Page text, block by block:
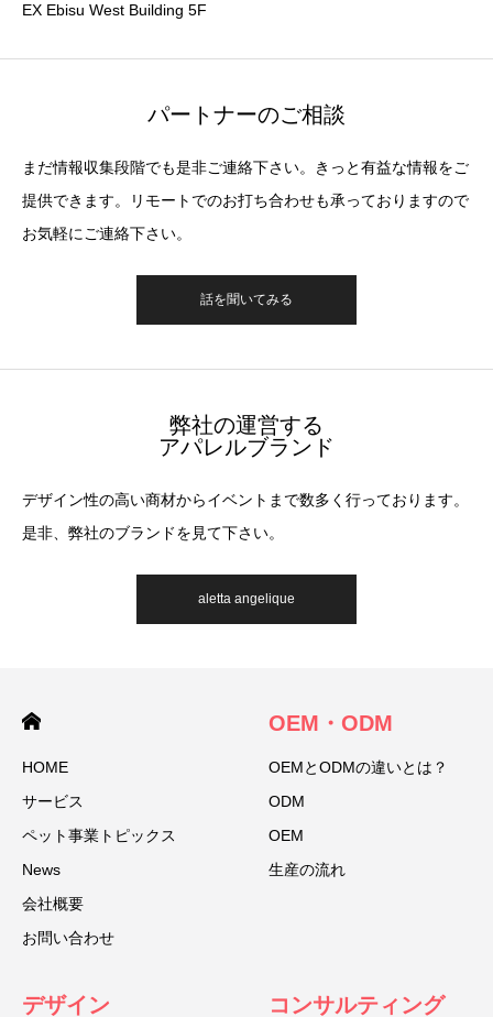
EX Ebisu West Building 5F
パートナーのご相談
まだ情報収集段階でも是非ご連絡下さい。きっと有益な情報をご
提供できます。リモートでのお打ち合わせも承っておりますので
お気軽にご連絡下さい。
話を聞いてみる
弊社の運営する
アパレルブランド
デザイン性の高い商材からイベントまで数多く行っております。
是非、弊社のブランドを見て下さい。
aletta angelique
HOME
サービス
ペット事業トピックス
News
会社概要
お問い合わせ
OEM・ODM
OEMとODMの違いとは？
ODM
OEM
生産の流れ
デザイン コンサルティング